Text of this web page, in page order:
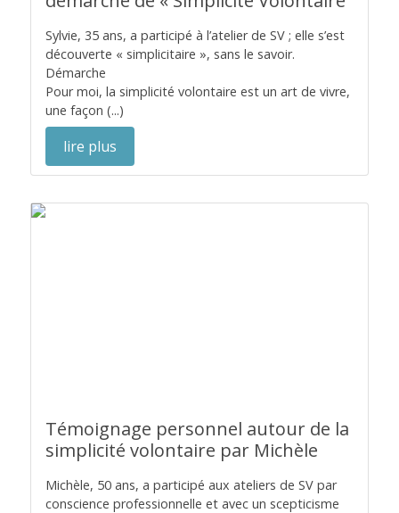
Sylvie, 35 ans, a participé à l’atelier de SV ; elle s’est
découverte « simplicitaire », sans le savoir.
Démarche
Pour moi, la simplicité volontaire est un art de vivre,
une façon (...)
lire plus
Témoignage personnel autour de la
simplicité volontaire par Michèle
Michèle, 50 ans, a participé aux ateliers de SV par
conscience professionnelle et avec un scepticisme